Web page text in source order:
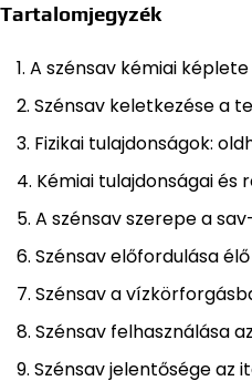
Tartalomjegyzék
A szénsav kémiai
Szénsav keletkezése a
Fizikai tulajdonságok:
Kémiai tulajdonságai és
A szénsav szerepe a
Szénsav előfordulása
Szénsav a
Szénsav felhasználása
Szénsav jelentősége az